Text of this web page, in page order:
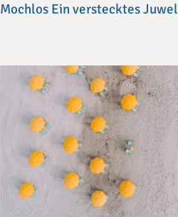
Mochlos Ein verstecktes Juwel